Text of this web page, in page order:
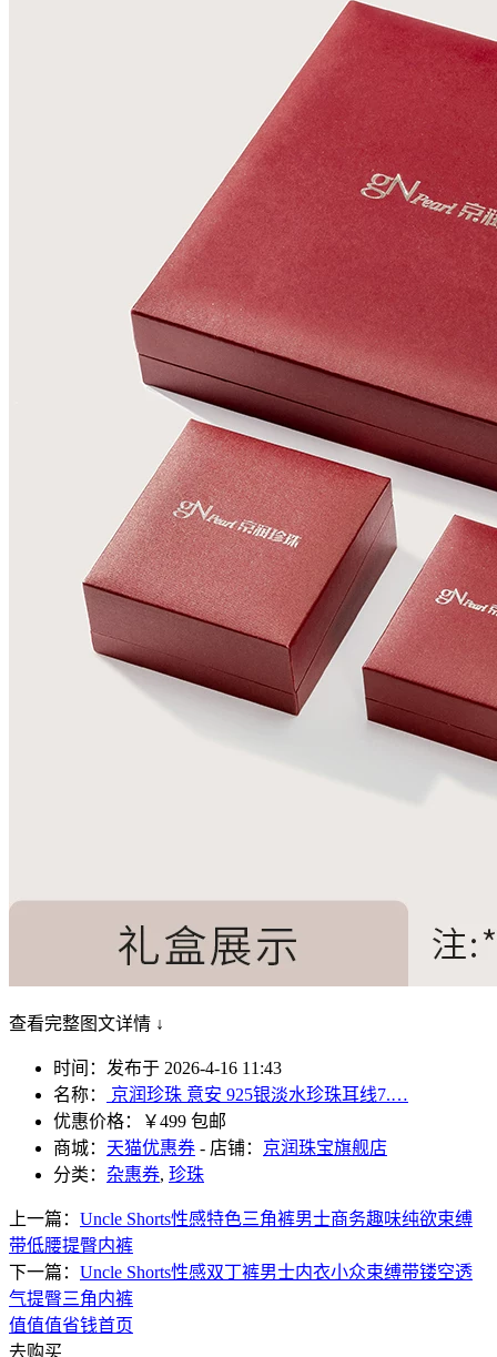
查看完整图文详情 ↓
时间：发布于 2026-4-16 11:43
名称：
京润珍珠 意安 925银淡水珍珠耳线7.…
优惠价格：
￥499 包邮
商城： 天猫优惠券 - 店铺： 京润珠宝旗舰店
分类： 杂惠券, 珍珠
上一篇： Uncle Shorts性感特色三角裤男士商务趣味纯欲束缚
带低腰提臀内裤
下一篇： Uncle Shorts性感双丁裤男士内衣小众束缚带镂空透
气提臀三角内裤
值值值省钱首页
去购买